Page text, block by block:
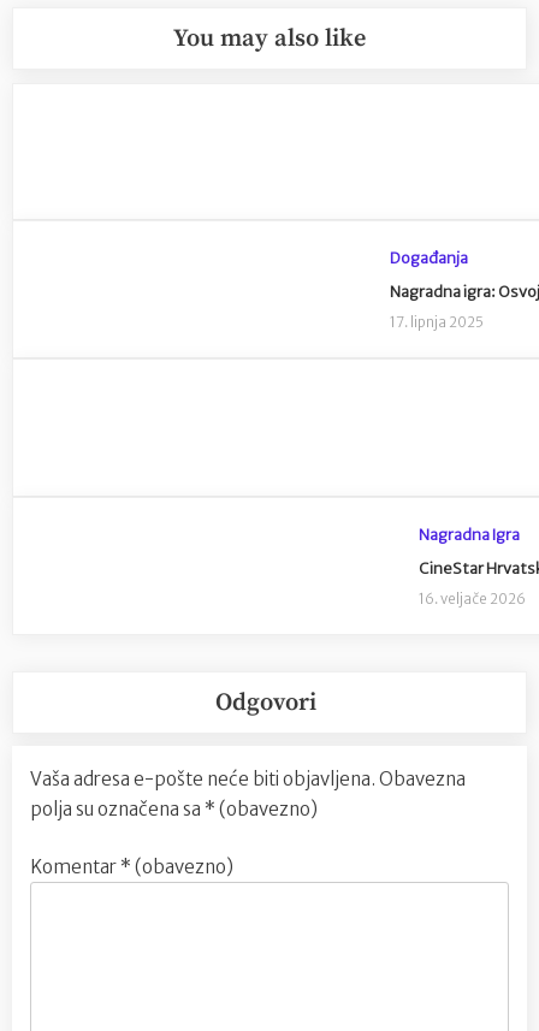
You may also like
Događanja
Nagradna igra:
17. lipnja 2025
Nagradna Igra
CineStar
16. veljače 2026
Odgovori
Vaša adresa e-pošte neće biti objavljena. Obavezna
polja su označena sa * (obavezno)
Komentar * (obavezno)